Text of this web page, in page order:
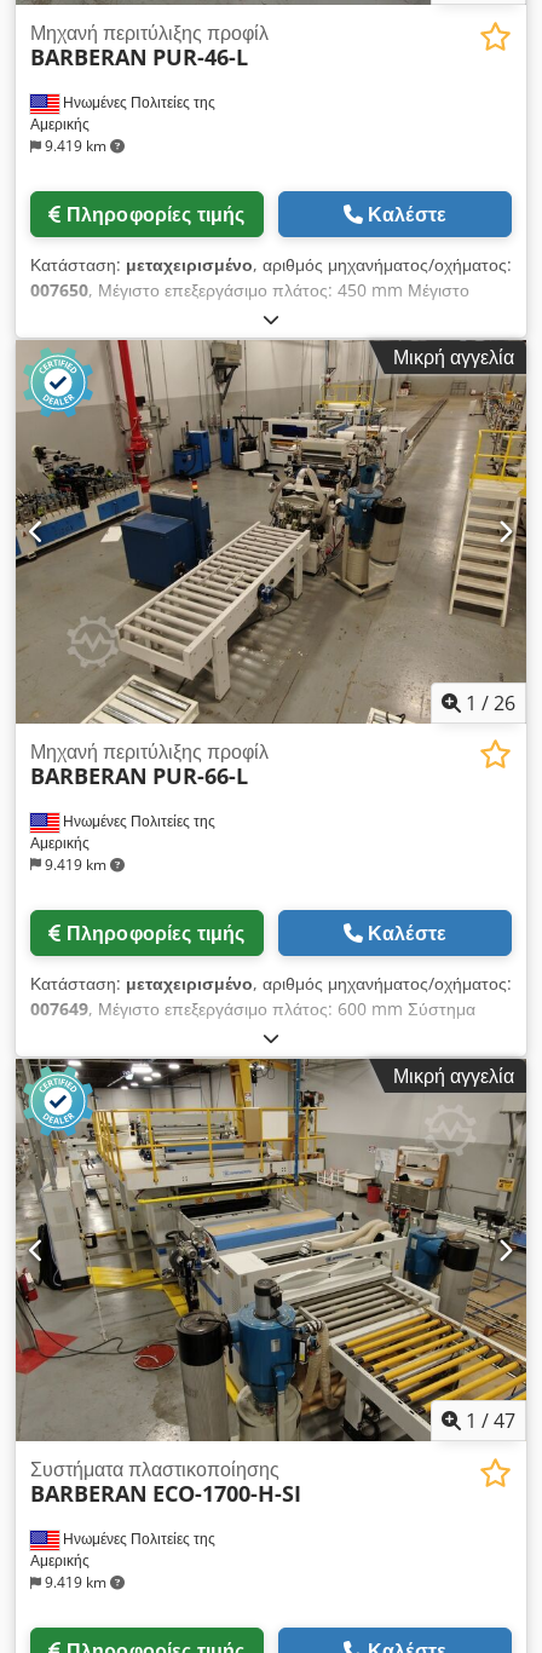
Ηνωμένες Πολιτείες της
Αμερικής
9.419 km
Μηχανή περιτύλιξης προφίλ
BARBERAN PUR-46-L
Πληροφορίες τιμής Καλέστε
Κατάσταση: μεταχειρισμένο, αριθμός μηχανήματος/οχήματος:
007650, Μέγιστο επεξεργάσιμο πλάτος: 450 mm Μέγιστο
επεξεργάσιμο ύψος: 120 mm Σύστημα κόλλας: EVA Cedou Evi
Ropfx Akvsrf
Μικρή αγγελία
1 /26
Ηνωμένες Πολιτείες της
Αμερικής
9.419 km
Μηχανή περιτύλιξης προφίλ
BARBERAN PUR-66-L
Πληροφορίες τιμής Καλέστε
Κατάσταση: μεταχειρισμένο, αριθμός μηχανήματος/οχήματος:
007649, Μέγιστο επεξεργάσιμο πλάτος: 600 mm Σύστημα
κόλλας: EVA Crjdju Eviqspfx Akvsf
Μικρή αγγελία
1 /47
Ηνωμένες Πολιτείες της
Αμερικής
9.419 km
Συστήματα πλαστικοποίησης
BARBERAN ECO-1700-H-SI